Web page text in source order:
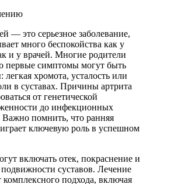
— это серьезное заболевание,
много беспокойства как у
и у врачей. Многие родители
первые симптомы могут быть
хромота, усталость или
в суставах. Причины артрита
от генетической
до инфекционных
Важно помнить, что ранняя
ключевую роль в успешном
включать отек, покраснение и
суставов. Лечение
комплексного подхода, включая